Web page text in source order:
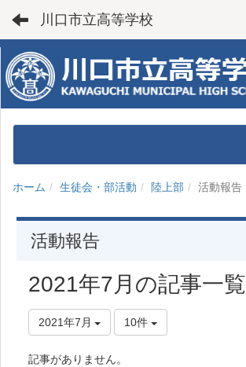
川口市立高等学校
ホーム 生徒会・部活動 陸上部 活動報告
活動報告
2021年7月の記事一覧
2021年7月 10件
記事がありません。